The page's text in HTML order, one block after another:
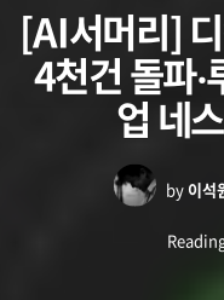
[AI서머리]
4천건 돌파‧
업 네
by 이석